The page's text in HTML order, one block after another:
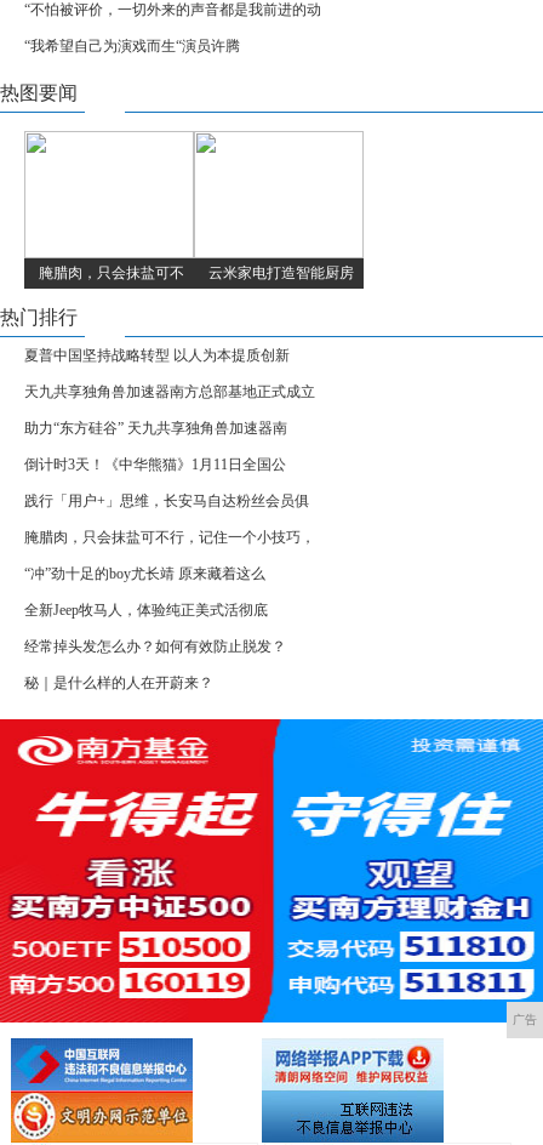
“不怕被评价，一切外来的声音都是我前进的动
“我希望自己为演戏而生“演员许腾
热图要闻
腌腊肉，只会抹盐可不 云米家电打造智能厨房
热门排行
夏普中国坚持战略转型 以人为本提质创新
天九共享独角兽加速器南方总部基地正式成立
助力“东方硅谷” 天九共享独角兽加速器南
倒计时3天！《中华熊猫》1月11日全国公
践行「用户+」思维，长安马自达粉丝会员俱
腌腊肉，只会抹盐可不行，记住一个小技巧，
“冲”劲十足的boy尤长靖 原来藏着这么
全新Jeep牧马人，体验纯正美式活彻底
经常掉头发怎么办？如何有效防止脱发？
秘｜是什么样的人在开蔚来？
广告